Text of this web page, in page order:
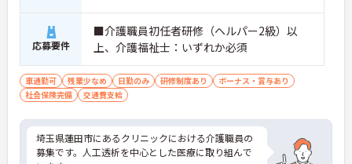
応募要件
■介護職員初任者研修（ヘルパー2級）以
上、介護福祉士：いずれか必須
車通勤可 残業少なめ 日勤のみ 研修制度あり
ボーナス・賞与あり
社会保険完備
交通費支給
埼玉県蓮田市にあるクリニックにおける介護職員の
募集です。人工透析を中心とした医療に取り組んで